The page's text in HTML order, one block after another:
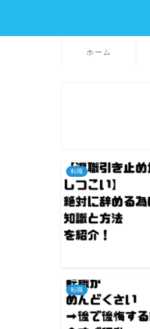
ホーム
転職
転職